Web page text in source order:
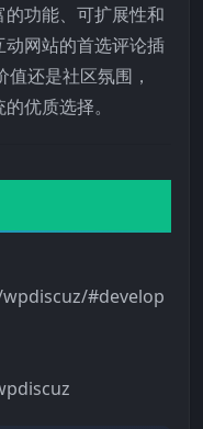
功能、可扩展性和
网站的首选评论插
还是社区氛围，
优质选择。
#develop